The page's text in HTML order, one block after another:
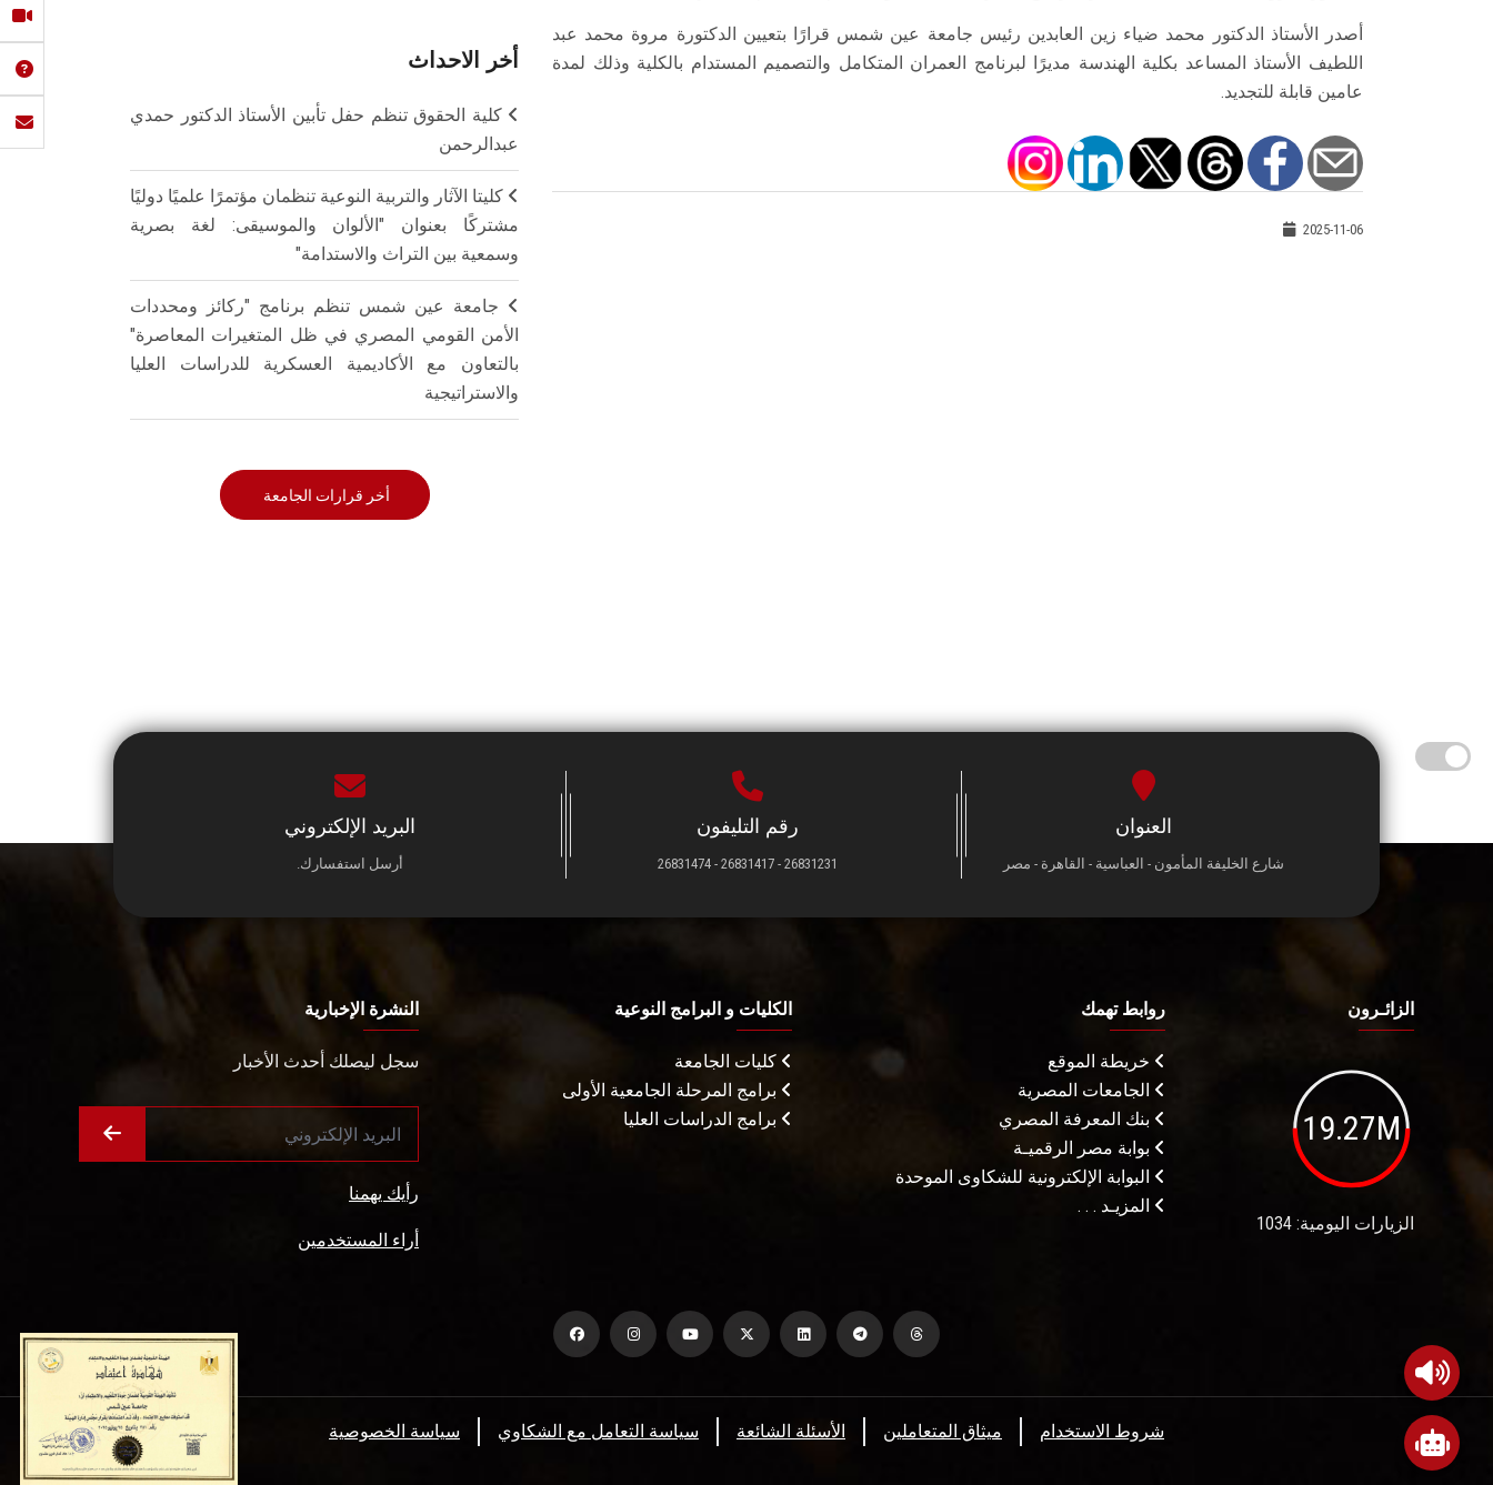
أصدر الأستاذ الدكتور محمد ضياء زين العابدين رئيس جامعة عين شمس قرارًا بتعيين الدكتورة مروة محمد عبد
اللطيف الأستاذ المساعد بكلية الهندسة مديرًا لبرنامج العمران المتكامل والتصميم المستدام بالكلية وذلك لمدة
عامين قابلة للتجديد.
2025-11-06
أخر الاحداث
كلية الحقوق تنظم حفل تأبين الأستاذ الدكتور حمدي
عبدالرحمن
كليتا الآثار والتربية النوعية تنظمان مؤتمرًا علميًا دوليًا
مشتركًا بعنوان "الألوان والموسيقى: لغة بصرية
وسمعية بين التراث والاستدامة"
جامعة عين شمس تنظم برنامج "ركائز ومحددات
الأمن القومي المصري في ظل المتغيرات المعاصرة"
بالتعاون مع الأكاديمية العسكرية للدراسات العليا
والاستراتيجية
أخر قرارات الجامعة
العنوان
شارع الخليفة المأمون - العباسية - القاهرة - مصر
رقم التليفون
26831231 - 26831417 - 26831474
البريد الإلكتروني
أرسل استفسارك.
الزائـرون
19.27M
الزيارات اليومية: 1034
روابط تهمك
خريطة الموقع
الجامعات المصرية
بنك المعرفة المصري
بوابة مصر الرقميـة
البوابة الإلكترونية للشكاوى الموحدة
المزيـد . . .
الكليات و البرامج النوعية
كليات الجامعة
برامج المرحلة الجامعية الأولى
برامج الدراسات العليا
النشرة الإخبارية
سجل ليصلك أحدث الأخبار
رأيك يهمنا
أراء المستخدمين
سياسة الخصوصية سياسة التعامل مع الشكاوي الأسئلة الشائعة ميثاق المتعاملين شروط الاستخدام